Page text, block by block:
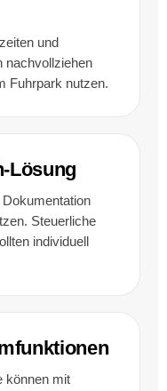
und
nachvollziehen
Fuhrpark nutzen.
Lösung
Steuerliche
individuell
können mit